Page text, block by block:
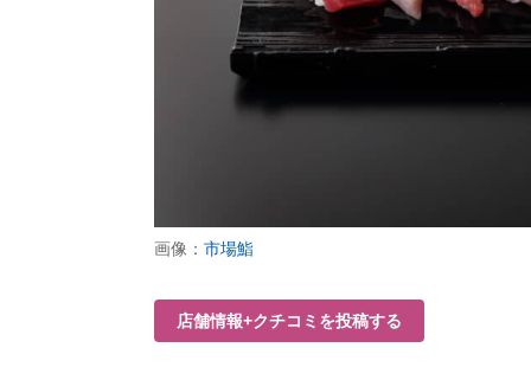
画像： 市場鮨
店舗情報+クチコミを投稿する